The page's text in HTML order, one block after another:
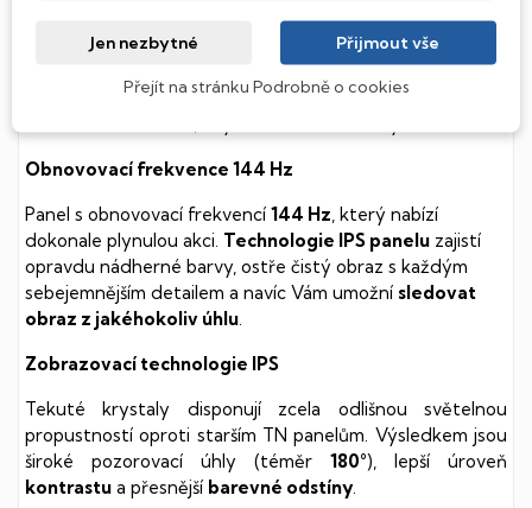
Integrovaný systém úsporných LED diod osvítí jednotlivé
klávesy tak, aby byly krásně čitelné i během temné noci,
Obnovovací frekvence 144 Hz
Panel s obnovovací frekvencí 144 Hz , který nabízí
dokonale plynulou akci. Technologie IPS panelu zajistí
opravdu nádherné barvy, ostře čistý obraz s každým
sebejemnějším detailem a navíc Vám umožní sledovat
obraz z jakéhokoliv úhlu
Zobrazovací technologie IPS
Tekuté krystaly disponují zcela odlišnou světelnou
propustností oproti starším TN panelům. Výsledkem jsou
široké pozorovací úhly (téměr 180°), lepší úroveň
kontrastu a přesnější barevné odstíny
Jen nezbytné Přijmout vše
Přejít na stránku Podrobně o cookies